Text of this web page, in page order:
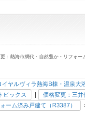
：熱海市網代・自然豊か・リフォー
イヤルヴィラ熱海B棟・温泉大
トピックス
価格変更：三
ーム済み戸建て（R3387）